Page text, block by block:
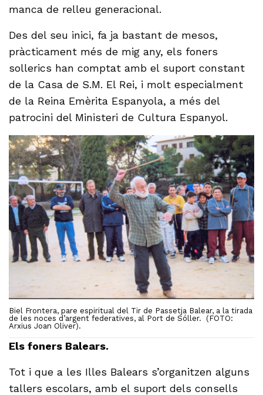
manca de relleu generacional.
Des del seu inici, fa ja bastant de mesos,
pràcticament més de mig any, els foners
sollerics han comptat amb el suport constant
de la Casa de S.M. El Rei, i molt especialment
de la Reina Emèrita Espanyola, a més del
patrocini del Ministeri de Cultura Espanyol.
Biel Frontera, pare espiritual del Tir de Passetja Balear, a la tirada
de les noces d’argent federatives, al Port de Sóller. (FOTO:
Arxius Joan Oliver).
Els foners Balears.
Tot i que a les Illes Balears s’organitzen alguns
tallers escolars, amb el suport dels consells